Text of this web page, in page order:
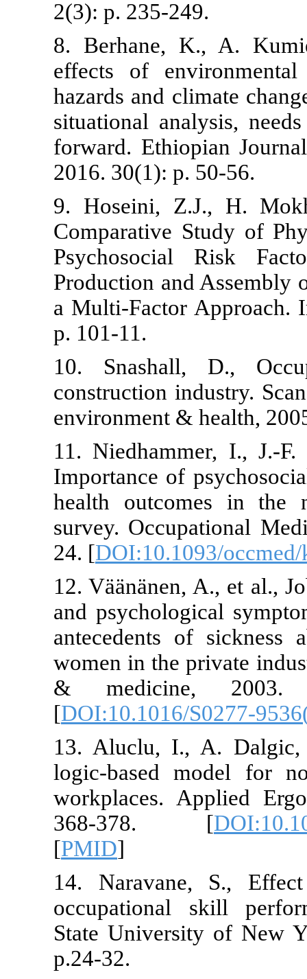
2(3): p. 235-
8.
effects of
hazards and
situational
forward.
2016. 30(1):
9. Hoseini,
Production
a Multi-
10.
construction
environment
11.
Importance
health
survey.
24. [
12.
and
antecedents
women in
&
[
13. Aluclu,
logic-based
workplaces.
368-
14.
State